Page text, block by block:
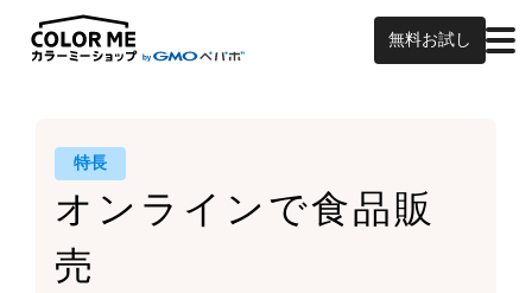
無料お試し
特長
オンラインで食品販
売